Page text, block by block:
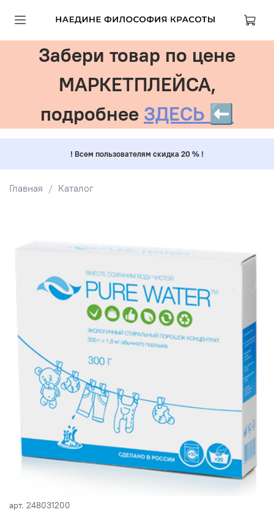
Забери товар по цене
МАРКЕТПЛЕЙСА,
подробнее ЗДЕСЬ ⬅️
! Всем пользователям скидка 20 % !
Главная Каталог
арт. 248031200